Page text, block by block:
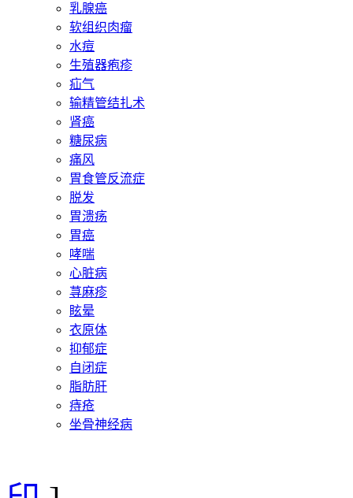
乳腺癌
软组织肉瘤
水痘
生殖器疱疹
疝气
输精管结扎术
肾癌
糖尿病
痛风
胃食管反流症
脱发
胃溃疡
胃癌
哮喘
心脏病
荨麻疹
眩晕
衣原体
抑郁症
自闭症
脂肪肝
痔疮
坐骨神经病